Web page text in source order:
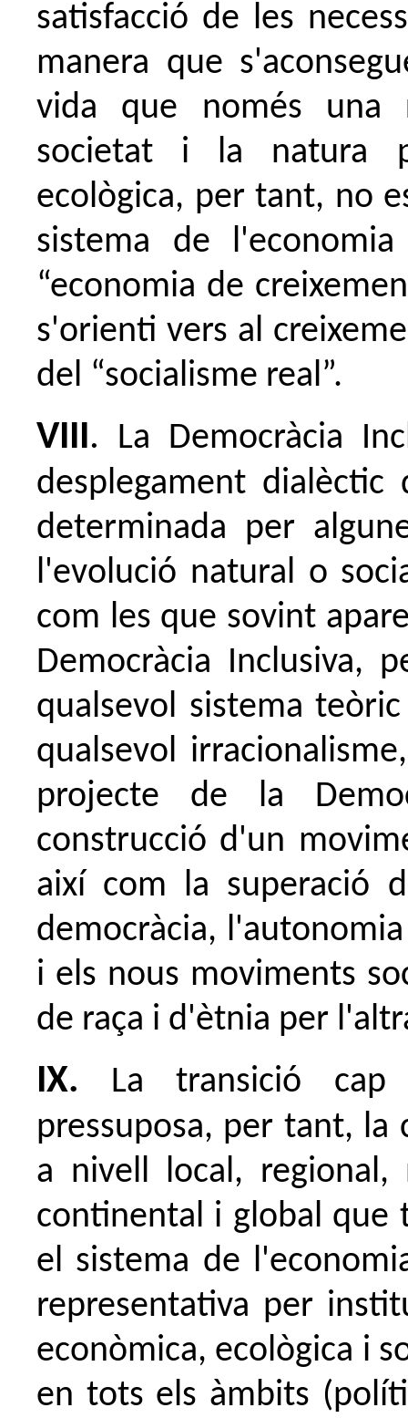
satisfacció de les
manera que
vida que només una
societat i la natura
ecològica, per tant, no
sistema de
“economia de
s'orienti vers al
del “socialisme real”.
VIII.
La Democràcia
desplegament
determinada per
l'evolució natural o
com les que sovint
Democràcia Inclusiva,
qualsevol sistema
qualsevol
projecte de la
construcció d'un
així com la superació
democràcia,
i els nous moviments
de raça i d'ètnia per
IX.
La transició
pressuposa, per tant, la
a nivell local,
continental i global que
el sistema de
representativa per
econòmica, ecològica i
en tots els àmbits